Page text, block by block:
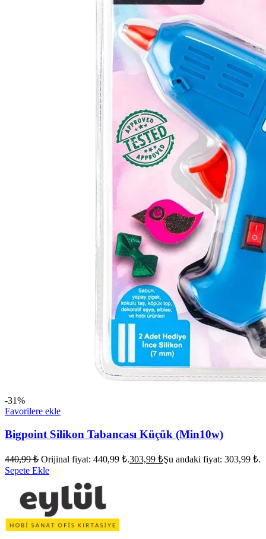
-31%
Favorilere ekle
Bigpoint Silikon Tabancası Küçük (Min10w)
440,99₺ Orijinal fiyat: 440,99 ₺.303,99 ₺Şu andaki fiyat: 303,99 ₺.
Sepete Ekle